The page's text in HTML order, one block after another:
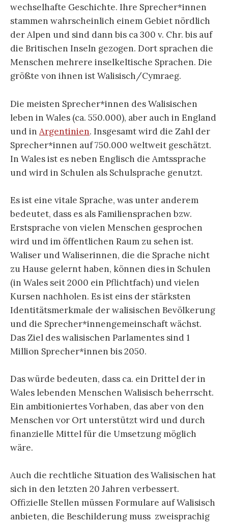
wechselhafte Geschichte. Ihre Sprecher*innen
stammen wahrscheinlich einem Gebiet nördlich
der Alpen und sind dann bis ca 300 v. Chr. bis auf
die Britischen Inseln gezogen. Dort sprachen die
Menschen mehrere inselkeltische Sprachen. Die
größte von ihnen ist Walisisch/Cymraeg.
Die meisten Sprecher*innen des Walisischen
leben in Wales (ca. 550.000), aber auch in England
und in Argentinien. Insgesamt wird die Zahl der
Sprecher*innen auf 750.000 weltweit geschätzt.
In Wales ist es neben Englisch die Amtssprache
und wird in Schulen als Schulsprache genutzt.
Es ist eine vitale Sprache, was unter anderem
bedeutet, dass es als Familiensprachen bzw.
Erstsprache von vielen Menschen gesprochen
wird und im öffentlichen Raum zu sehen ist.
Waliser und Waliserinnen, die die Sprache nicht
zu Hause gelernt haben, können dies in Schulen
(in Wales seit 2000 ein Pflichtfach) und vielen
Kursen nachholen. Es ist eins der stärksten
Identitätsmerkmale der walisischen Bevölkerung
und die Sprecher*innengemeinschaft wächst.
Das Ziel des walisischen Parlamentes sind 1
Million Sprecher*innen bis 2050.
Das würde bedeuten, dass ca. ein Drittel der in
Wales lebenden Menschen Walisisch beherrscht.
Ein ambitioniertes Vorhaben, das aber von den
Menschen vor Ort unterstützt wird und durch
finanzielle Mittel für die Umsetzung möglich
wäre.
Auch die rechtliche Situation des Walisischen hat
sich in den letzten 20 Jahren verbessert.
Offizielle Stellen müssen Formulare auf Walisisch
anbieten, die Beschilderung muss zweisprachig